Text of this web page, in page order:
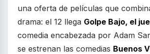
una oferta de películas que
drama: el 12 llega Golpe Bajo, el
comedia encabezada por Adam
se estrenan las comedias Buenos